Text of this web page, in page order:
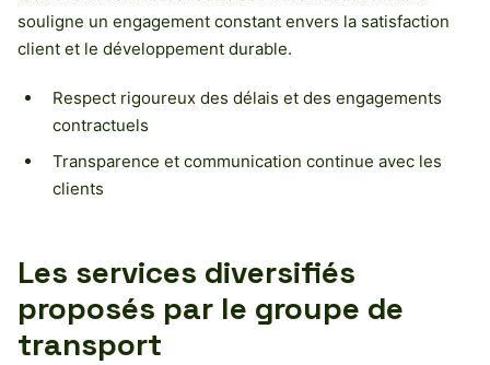
souligne un engagement constant envers la satisfaction
client et le développement durable.
Respect rigoureux des délais et des engagements
contractuels
Transparence et communication continue avec les
clients
Les services diversifiés
proposés par le groupe de
transport